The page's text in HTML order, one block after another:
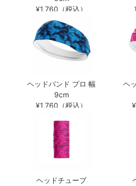
¥1,760（税込）
ヘッドバンド プロ 幅
9cm
¥1,760（税込）
ヘ
ヘッドチューブ